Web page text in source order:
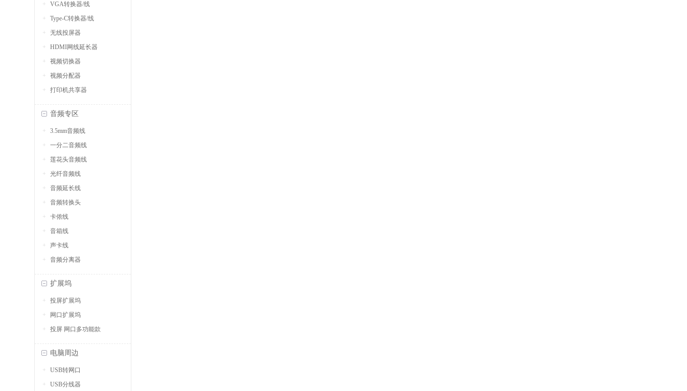
VGA转换器/线
Type-C转换器/线
无线投屏器
HDMI网线延长器
视频切换器
视频分配器
打印机共享器
音频专区
3.5mm音频线
一分二音频线
莲花头音频线
光纤音频线
音频延长线
音频转换头
卡侬线
音箱线
声卡线
音频分离器
扩展坞
投屏扩展坞
网口扩展坞
投屏 网口多功能款
电脑周边
USB转网口
USB分线器